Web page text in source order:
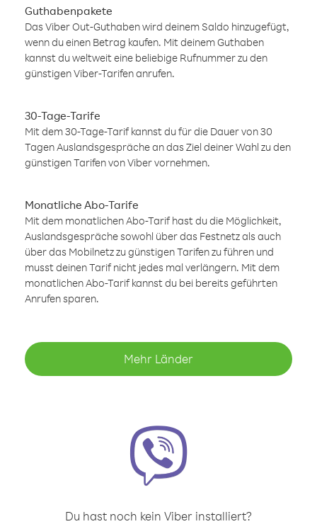
Guthabenpakete
Das Viber Out-Guthaben wird deinem Saldo hinzugefügt,
wenn du einen Betrag kaufen. Mit deinem Guthaben
kannst du weltweit eine beliebige Rufnummer zu den
günstigen Viber-Tarifen anrufen.
30-Tage-Tarife
Mit dem 30-Tage-Tarif kannst du für die Dauer von 30
Tagen Auslandsgespräche an das Ziel deiner Wahl zu den
günstigen Tarifen von Viber vornehmen.
Monatliche Abo-Tarife
Mit dem monatlichen Abo-Tarif hast du die Möglichkeit,
Auslandsgespräche sowohl über das Festnetz als auch
über das Mobilnetz zu günstigen Tarifen zu führen und
musst deinen Tarif nicht jedes mal verlängern. Mit dem
monatlichen Abo-Tarif kannst du bei bereits geführten
Anrufen sparen.
Mehr Länder
Du hast noch kein Viber installiert?